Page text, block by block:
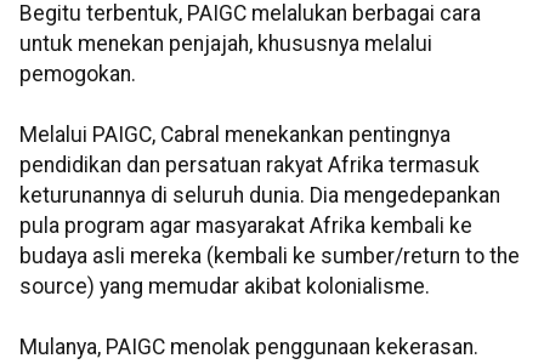
Begitu terbentuk, PAIGC melalukan berbagai cara
untuk menekan penjajah, khususnya melalui
pemogokan.
Melalui PAIGC, Cabral menekankan pentingnya
pendidikan dan persatuan rakyat Afrika termasuk
keturunannya di seluruh dunia. Dia mengedepankan
pula program agar masyarakat Afrika kembali ke
budaya asli mereka (kembali ke sumber/return to the
source) yang memudar akibat kolonialisme.
Mulanya, PAIGC menolak penggunaan kekerasan.